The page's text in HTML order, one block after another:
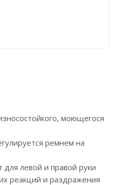
моющегося
ремнем на
левой и правой руки
реакций и раздражения